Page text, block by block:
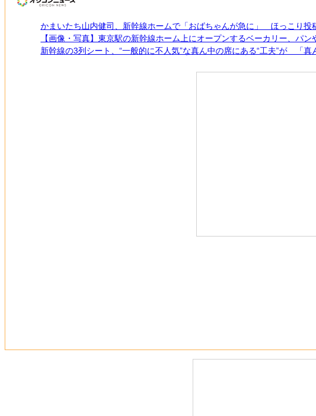
かまいたち山内健司、新幹線ホームで「おばちゃんが急に」 ほっこり投
【画像・写真】東京駅の新幹線ホーム上にオープンするベーカリー、パン
新幹線の3列シート、“一般的に不人気”な真ん中の席にある“工夫”が 「真